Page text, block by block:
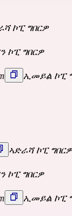
ኮፒ ግበርዎ
ኮፒ ግበርዎ
ኢመይል ኮፒ
ኣድራሻ ኮፒ ግበርዎ
ኮፒ ግበርዎ
ኢመይል ኮፒ